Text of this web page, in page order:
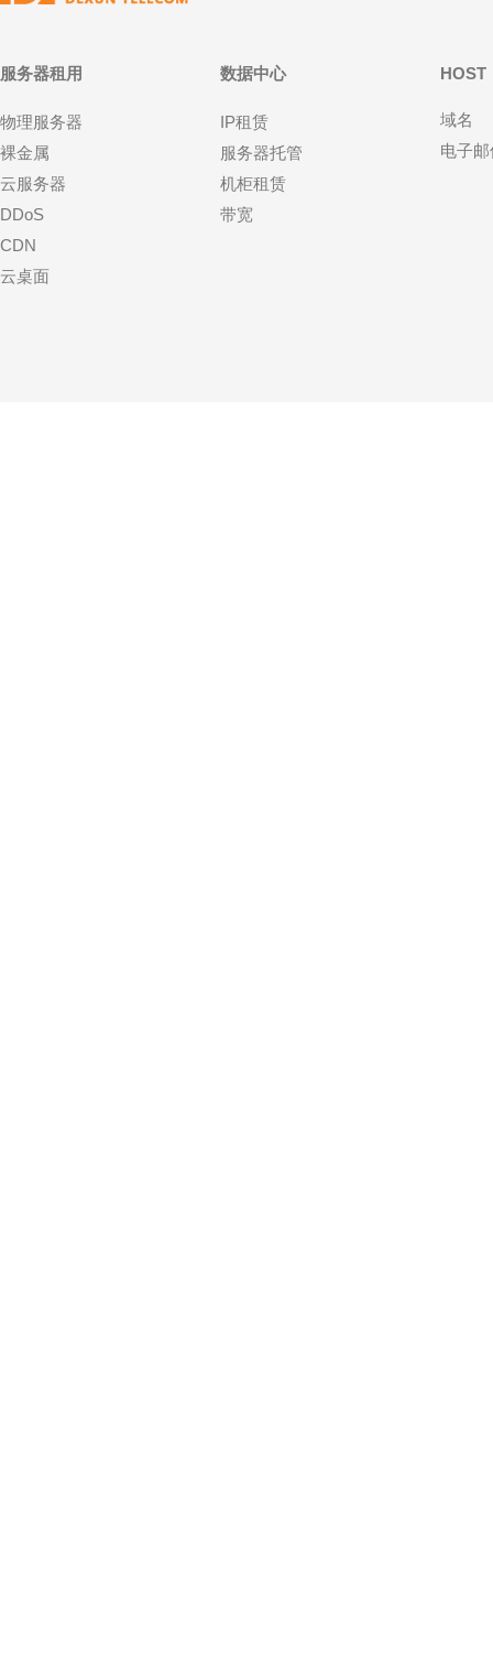
服务器租用
物理服务器
裸金属
云服务器
DDoS
CDN
云桌面
数据中心
IP租赁
服务器托管
机柜租赁
带宽
HOST
域名
电子